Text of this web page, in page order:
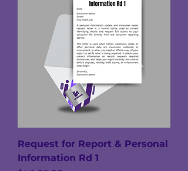
Request for Report & Personal
Information Rd 1